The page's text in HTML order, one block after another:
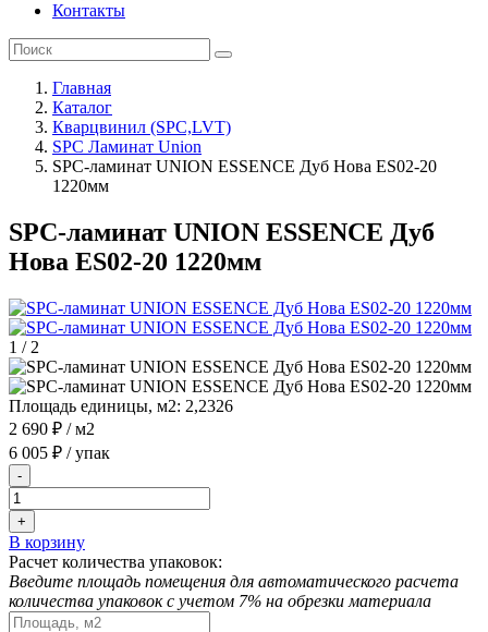
Контакты
Главная
Каталог
Кварцвинил (SPC,LVT)
SPC Ламинат Union
SPC-ламинат UNION ESSENCE Дуб Нова ES02-20
1220мм
SPC-ламинат UNION ESSENCE Дуб
Нова ES02-20 1220мм
1 / 2
Площадь единицы, м2: 2,2326
2 690 ₽ / м2
6 005 ₽ / упак
-
+
В корзину
Расчет количества упаковок:
Введите площадь помещения для автоматического расчета
количества упаковок с учетом 7% на обрезки материала